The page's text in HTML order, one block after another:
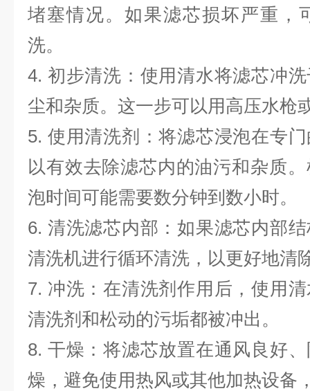
堵塞情况。如果滤芯损坏严重，
洗。
4. 初步清洗：使用清水将滤芯冲
尘和杂质。这一步可以用高压水枪
5. 使用清洗剂：将滤芯浸泡在专
以有效去除滤芯内的油污和杂质
泡时间可能需要数分钟到数小时。
6. 清洗滤芯内部：如果滤芯内部
清洗机进行循环清洗，以更好地清
7. 冲洗：在清洗剂作用后，使用
清洗剂和松动的污垢都被冲出。
8. 干燥：将滤芯放置在通风良好
燥，避免使用热风或其他加热设备